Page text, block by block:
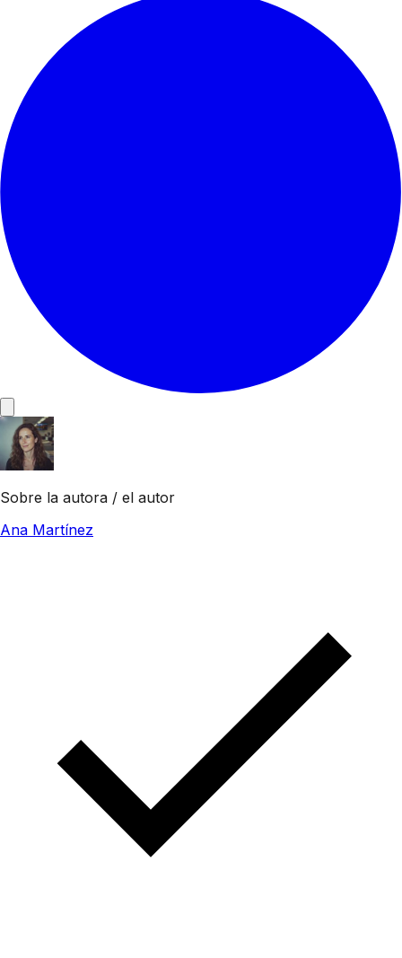
Sobre la autora / el autor
Ana Martínez